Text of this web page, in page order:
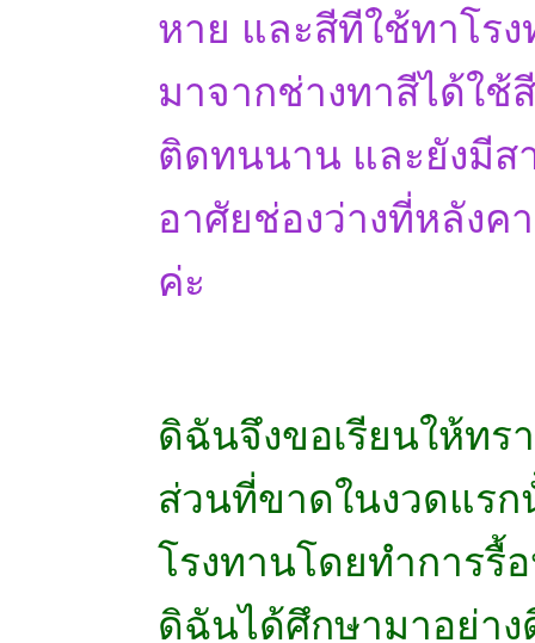
หาย และสีทีใช้ทาโรง
มาจากช่างทาสีได้ใ
ติดทนนาน และยังมีส
อาศัยช่องว่างที่หลังค
ค่ะ
ดิฉันจึงขอเรียนให้ทร
ส่วนที่ขาดในงวดแร
โรงทานโดยทำการรื้
ดิฉันได้ศึกษามาอย่า